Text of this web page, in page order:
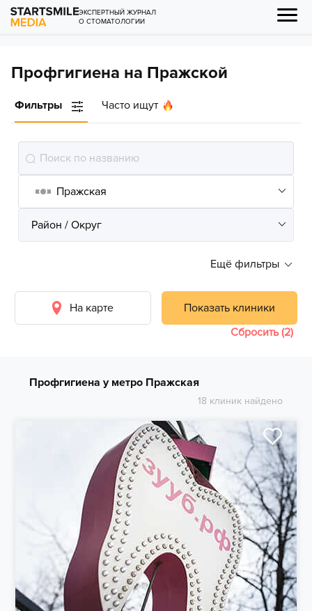
ЭКСПЕРТНЫЙ ЖУРНАЛ
О СТОМАТОЛОГИИ
Профгигиена на Пражской
Фильтры Часто ищут
Ещё фильтры
На карте
Показать клиники
Сбросить (2)
Профгигиена у метро Пражская
18 клиник найдено